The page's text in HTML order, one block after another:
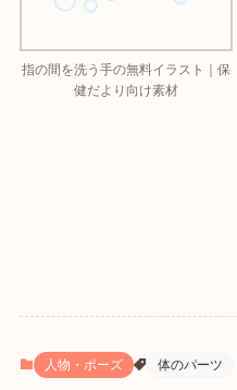
指の間を洗う手の無料イラスト｜保
健だより向け素材
人物・ポーズ 体のパーツ